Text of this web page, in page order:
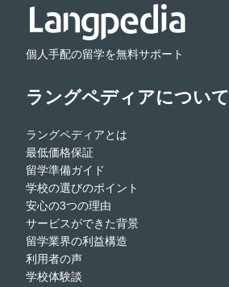
個人手配の留学を無料サポート
ラングペディアについて
ラングペディアとは
最低価格保証
留学準備ガイド
学校の選びのポイント
安心の3つの理由
サービスができた背景
留学業界の利益構造
利用者の声
学校体験談